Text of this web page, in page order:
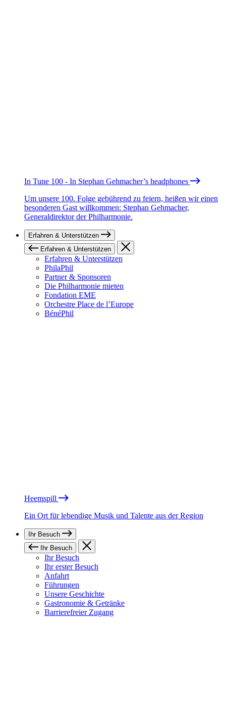
In Tune 100 - In Stephan Gehmacher’s headphones
Um unsere 100. Folge gebührend zu feiern, heißen wir einen
besonderen Gast willkommen: Stephan Gehmacher,
Generaldirektor der Philharmonie.
Erfahren & Unterstützen
Erfahren & Unterstützen
Erfahren & Unterstützen
PhilaPhil
Partner & Sponsoren
Die Philharmonie mieten
Fondation EME
Orchestre Place de l’Europe
BénéPhil
Heemspill
Ein Ort für lebendige Musik und Talente aus der Region
Ihr Besuch
Ihr Besuch
Ihr Besuch
Ihr erster Besuch
Anfahrt
Führungen
Unsere Geschichte
Gastronomie & Getränke
Barrierefreier Zugang